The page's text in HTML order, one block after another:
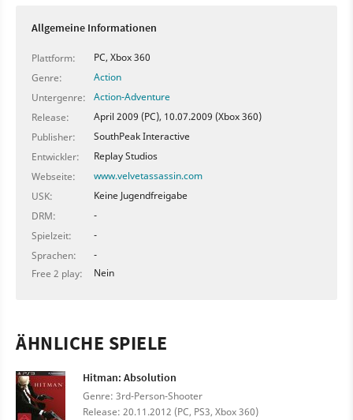
Allgemeine Informationen
Plattform:
PC, Xbox 360
Genre:
Action
Untergenre:
Action-Adventure
Release:
April 2009 (PC), 10.07.2009 (Xbox 360)
Publisher:
SouthPeak Interactive
Entwickler:
Replay Studios
Webseite:
www.velvetassassin.com
USK:
Keine Jugendfreigabe
DRM:
-
Spielzeit:
-
Sprachen:
-
Free 2 play:
Nein
ÄHNLICHE SPIELE
Hitman: Absolution
Genre: 3rd-Person-Shooter
Release: 20.11.2012 (PC, PS3, Xbox 360)